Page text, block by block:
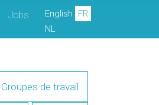
Jobs English
FR
NL
Groupes de travail